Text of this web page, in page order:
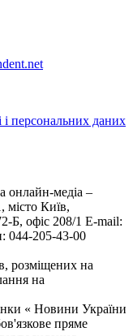
і персональних даних
онлайн-медіа –
місто Київ,
офіс 208/1 E-mail:
044-205-43-00
розміщених на
на
« Новини України
пряме